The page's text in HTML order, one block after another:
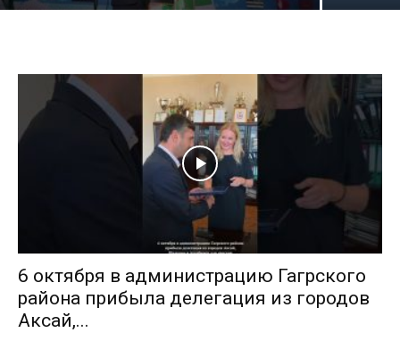
6 октября в администрацию Гагрского
района прибыла делегация из городов
Аксай,...